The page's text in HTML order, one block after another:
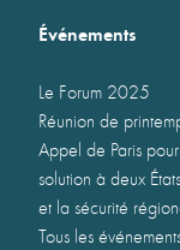
Événements
Le Forum 2025
Réunion de
Appel de Paris
solution à deux
et la sécurité
Tous les